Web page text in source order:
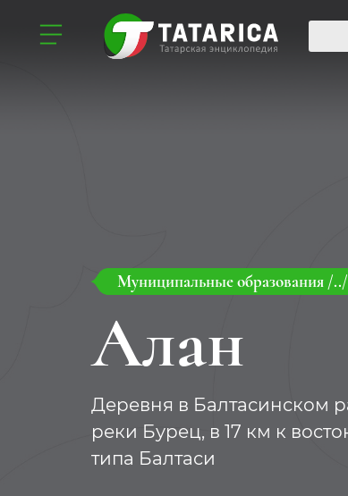
Муниципальные образования /../
Алан
Деревня в Балтасинском
реки Бурец, в 17 км к
типа Балтаси